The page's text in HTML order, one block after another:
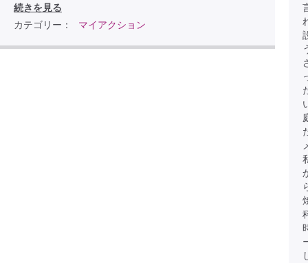
続きを見る
カテゴリー：
マイアクション